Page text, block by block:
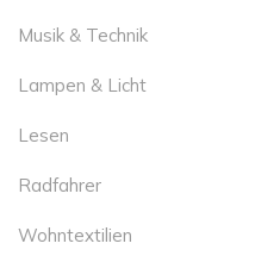
Musik & Technik
Lampen & Licht
Lesen
Radfahrer
Wohntextilien